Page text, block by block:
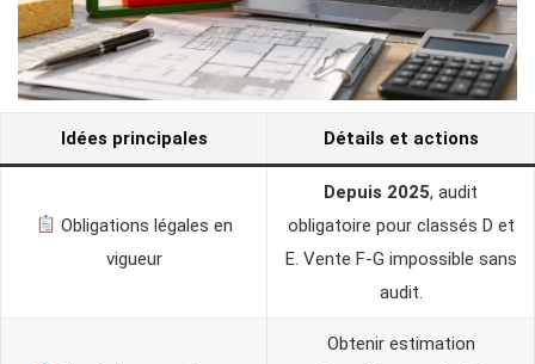
Idées principales Détails et actions
Obligations légales en
vigueur
Depuis 2025, audit
obligatoire pour classés D et
E. Vente F-G impossible sans
audit.
Obtenir estimation